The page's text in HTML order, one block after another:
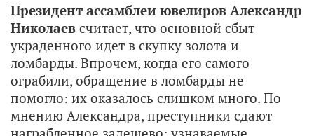
Президент ассамблеи ювелиров Александр
Николаев считает, что основной сбыт
украденного идет в скупку золота и
ломбарды. Впрочем, когда его самого
ограбили, обращение в ломбарды не
помогло: их оказалось слишком много. По
мнению Александра, преступники сдают